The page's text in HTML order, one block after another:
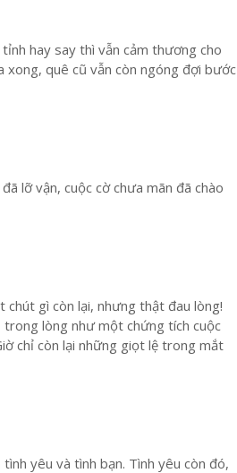
hay say thì vẫn cảm thương cho
quê cũ vẫn còn ngóng đợi bước
lỡ vận, cuộc cờ chưa mãn đã chào
gì còn lại, nhưng thật đau lòng!
lòng như một chứng tích cuộc
chỉ còn lại những giọt lệ trong mắt
yêu và tình bạn. Tình yêu còn đó,